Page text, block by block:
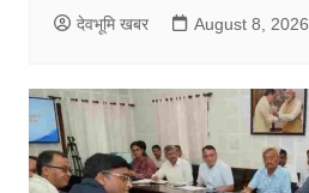
देवभूमि खबर August 8, 2026